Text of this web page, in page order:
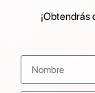
¡Obtendrás